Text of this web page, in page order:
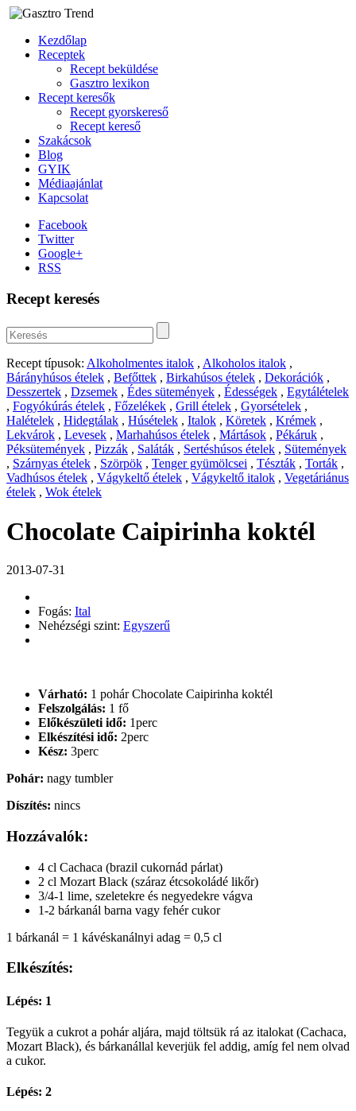
Kezdőlap
Receptek
Recept beküldése
Gasztro lexikon
Recept keresők
Recept gyorskereső
Recept kereső
Szakácsok
Blog
GYIK
Médiaajánlat
Kapcsolat
Facebook
Twitter
Google+
RSS
Recept keresés
Recept típusok: Alkoholmentes italok , Alkoholos italok ,
Bárányhúsos ételek , Befőttek , Birkahúsos ételek , Dekorációk ,
Desszertek , Dzsemek , Édes sütemények , Édességek , Egytálételek
, Fogyókúrás ételek , Főzelékek , Grill ételek , Gyorsételek ,
Halételek , Hidegtálak , Húsételek , Italok , Köretek , Krémek ,
Lekvárok , Levesek , Marhahúsos ételek , Mártások , Pékáruk ,
Péksütemények , Pizzák , Saláták , Sertéshúsos ételek , Sütemények
, Szárnyas ételek , Szörpök , Tenger gyümölcsei , Tészták , Torták ,
Vadhúsos ételek , Vágykeltő ételek , Vágykeltő italok , Vegetáriánus
ételek , Wok ételek
Chocolate Caipirinha koktél
2013-07-31
Fogás: Ital
Nehézségi szint: Egyszerű
Várható: 1 pohár Chocolate Caipirinha koktél
Felszolgálás: 1 fő
Előkészületi idő: 1perc
Elkészítési idő: 2perc
Kész: 3perc
Pohár: nagy tumbler
Díszítés: nincs
Hozzávalók:
4 cl Cachaca (brazil cukornád párlat)
2 cl Mozart Black (száraz étcsokoládé likőr)
3/4-1 lime, szeletekre és negyedekre vágva
1-2 bárkanál barna vagy fehér cukor
1 bárkanál = 1 kávéskanálnyi adag = 0,5 cl
Elkészítés:
Lépés: 1
Tegyük a cukrot a pohár aljára, majd töltsük rá az italokat (Cachaca,
Mozart Black), és bárkanállal keverjük fel addig, amíg fel nem olvad
a cukor.
Lépés: 2